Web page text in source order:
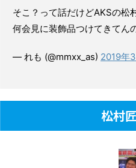
そこ？って話だけどAKSの松
何会見に装飾品つけてきてん
— れも (@mmxx_as) 2019年
松村